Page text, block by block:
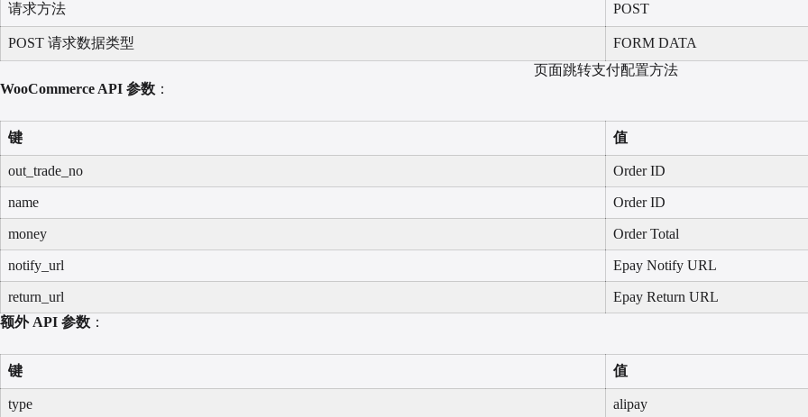
请求方法 POST
POST 请求数据类型
FORM DATA
页面跳转支付配置方法
WooCommerce API 参数 ：
键 值
out_trade_no Order ID
name Order ID
money Order Total
notify_url Epay Notify URL
return_url
Epay Return URL
额外 API 参数 ：
键 值
type
alipay